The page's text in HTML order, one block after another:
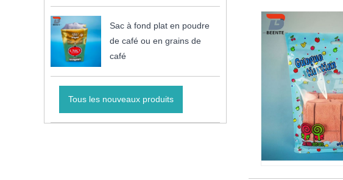
Sac à fond plat en poudre
de café ou en grains de
café
Tous les nouveaux produits